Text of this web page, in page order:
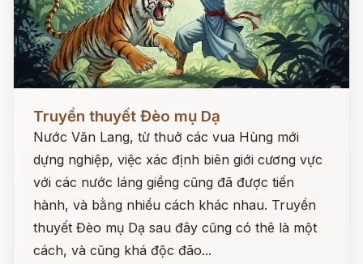
Đọc ngay
Truyền thuyết Đèo mụ Dạ
Nước Văn Lang, từ thuở các vua Hùng mới
dựng nghiệp, việc xác định biên giới cương vực
với các nước láng giềng cũng đã được tiến
hành, và bằng nhiều cách khác nhau. Truyền
thuyết Đèo mụ Dạ sau đây cũng có thê là một
cách, và cũng khá độc đão...